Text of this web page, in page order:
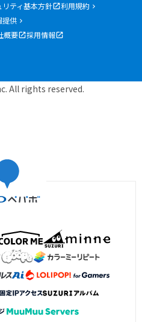
リティ基本方針
利用規約
提供
概要 採用情報
All rights reserved.